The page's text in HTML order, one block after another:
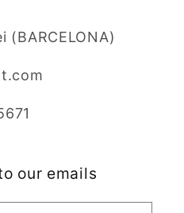
(BARCELONA)
our emails